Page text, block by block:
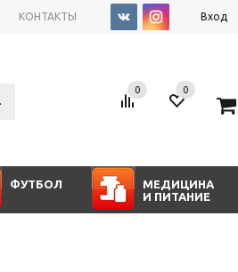
КОНТАКТЫ Вход
0 0
ФУТБОЛ
МЕДИЦИНА
И ПИТАНИЕ